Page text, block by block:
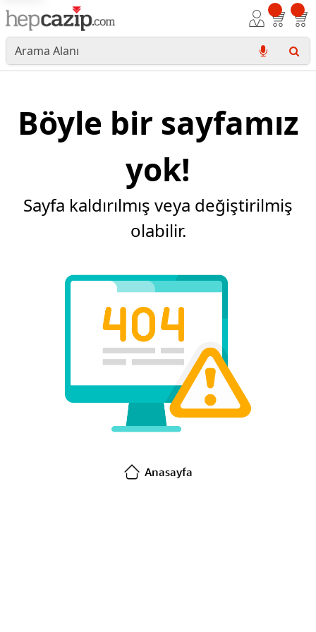
Böyle bir sayfamız
yok!
Sayfa kaldırılmış veya değiştirilmiş
olabilir.
Anasayfa